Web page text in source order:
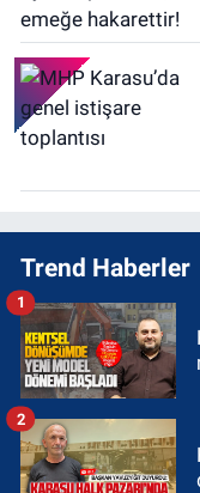
Trend Haberler
1
2